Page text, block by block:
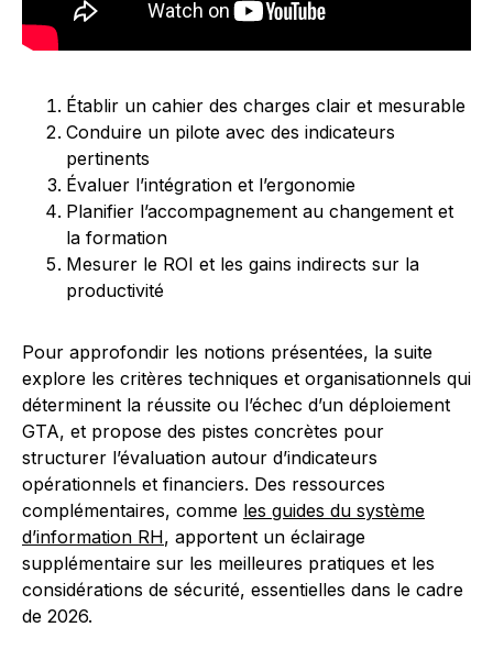
Établir un cahier des charges clair et mesurable
Conduire un pilote avec des indicateurs
pertinents
Évaluer l’intégration et l’ergonomie
Planifier l’accompagnement au changement et
la formation
Mesurer le ROI et les gains indirects sur la
productivité
Pour approfondir les notions présentées, la suite
explore les critères techniques et organisationnels qui
déterminent la réussite ou l’échec d’un déploiement
GTA, et propose des pistes concrètes pour
structurer l’évaluation autour d’indicateurs
opérationnels et financiers. Des ressources
complémentaires, comme les guides du système
d’information RH, apportent un éclairage
supplémentaire sur les meilleures pratiques et les
considérations de sécurité, essentielles dans le cadre
de 2026.